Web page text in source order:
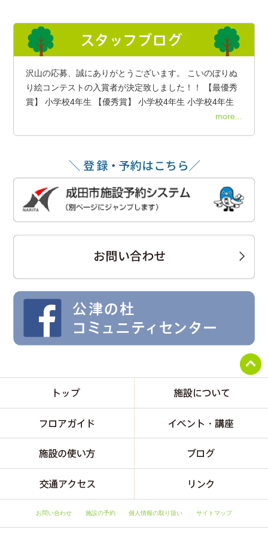
沢山の応募、誠にありがとうございます。 こいのぼりぬ
り絵コンテストの入賞者が決定致しました！！ 【最優秀
賞】 小学校4年生 【優秀賞】 小学校4年生 小学校4年生
more...
お問い合わせ 施設の予約 個人情報の取り扱い サイトマップ